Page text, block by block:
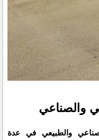
والصناعي
والطبيعي في عدة